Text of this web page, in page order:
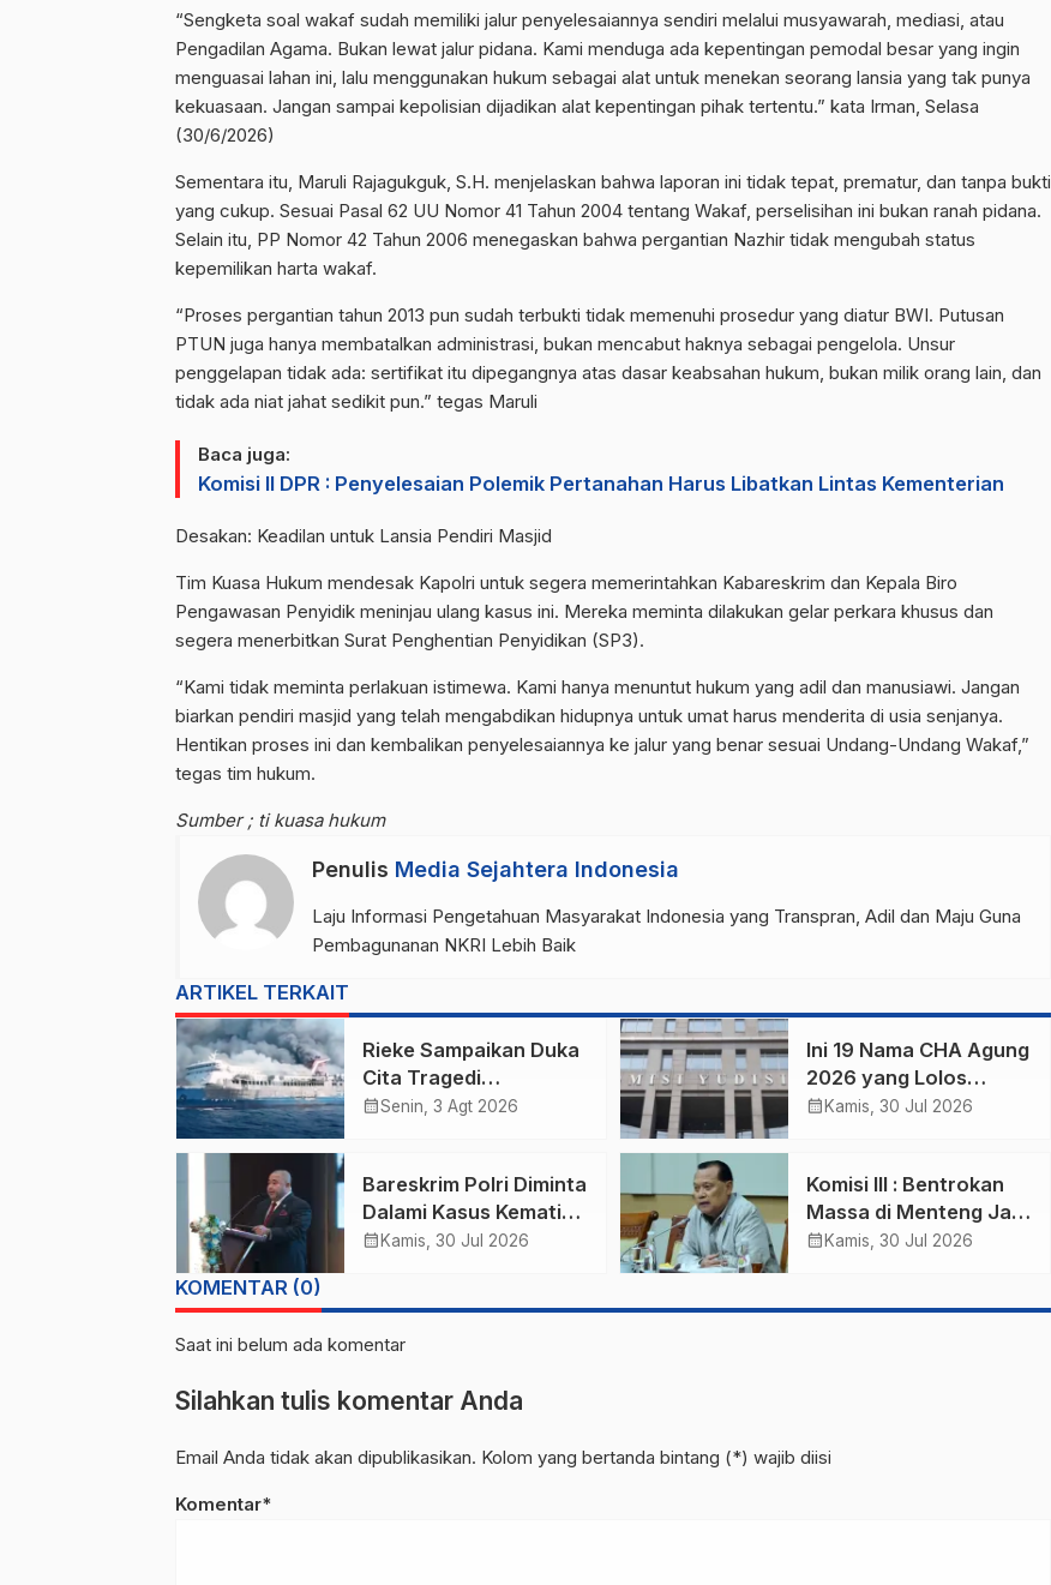
“Sengketa soal wakaf sudah memiliki jalur penyelesaiannya sendiri melalui musyawarah, mediasi, atau
Pengadilan Agama. Bukan lewat jalur pidana. Kami menduga ada kepentingan pemodal besar yang ingin
menguasai lahan ini, lalu menggunakan hukum sebagai alat untuk menekan seorang lansia yang tak punya
kekuasaan. Jangan sampai kepolisian dijadikan alat kepentingan pihak tertentu.” kata Irman, Selasa
(30/6/2026)
Sementara itu, Maruli Rajagukguk, S.H. menjelaskan bahwa laporan ini tidak tepat, prematur, dan tanpa bukti
yang cukup. Sesuai Pasal 62 UU Nomor 41 Tahun 2004 tentang Wakaf, perselisihan ini bukan ranah pidana.
Selain itu, PP Nomor 42 Tahun 2006 menegaskan bahwa pergantian Nazhir tidak mengubah status
kepemilikan harta wakaf.
“Proses pergantian tahun 2013 pun sudah terbukti tidak memenuhi prosedur yang diatur BWI. Putusan
PTUN juga hanya membatalkan administrasi, bukan mencabut haknya sebagai pengelola. Unsur
penggelapan tidak ada: sertifikat itu dipegangnya atas dasar keabsahan hukum, bukan milik orang lain, dan
tidak ada niat jahat sedikit pun.” tegas Maruli
Baca juga:
Komisi II DPR : Penyelesaian Polemik Pertanahan Harus Libatkan Lintas Kementerian
Desakan: Keadilan untuk Lansia Pendiri Masjid
Tim Kuasa Hukum mendesak Kapolri untuk segera memerintahkan Kabareskrim dan Kepala Biro
Pengawasan Penyidik meninjau ulang kasus ini. Mereka meminta dilakukan gelar perkara khusus dan
segera menerbitkan Surat Penghentian Penyidikan (SP3).
“Kami tidak meminta perlakuan istimewa. Kami hanya menuntut hukum yang adil dan manusiawi. Jangan
biarkan pendiri masjid yang telah mengabdikan hidupnya untuk umat harus menderita di usia senjanya.
Hentikan proses ini dan kembalikan penyelesaiannya ke jalur yang benar sesuai Undang-Undang Wakaf,”
tegas tim hukum.
Sumber ; ti kuasa hukum
Penulis Media Sejahtera Indonesia
Laju Informasi Pengetahuan Masyarakat Indonesia yang Transpran, Adil dan Maju Guna
Pembagunanan NKRI Lebih Baik
ARTIKEL TERKAIT
Rieke Sampaikan Duka
Cita Tragedi
Kebakaran KMP
Sumenep
calendar_monthSenin, 3 Agt 2026
Ini 19 Nama CHA Agung
2026 yang Lolos
Seleksi Kesehatan
calendar_month Kamis, 30 Jul 2026
Bareskrim Polri Diminta
Dalami Kasus Kematian
Karumga Ex-Jampidsus
calendar_month Kamis, 30 Jul 2026
Komisi III : Bentrokan
Massa di Menteng Jadi
Peringatan Kamtibmas
calendar_month Kamis, 30 Jul 2026
KOMENTAR (0)
Saat ini belum ada komentar
Silahkan tulis komentar Anda
Email Anda tidak akan dipublikasikan. Kolom yang bertanda bintang (*) wajib diisi
Komentar*